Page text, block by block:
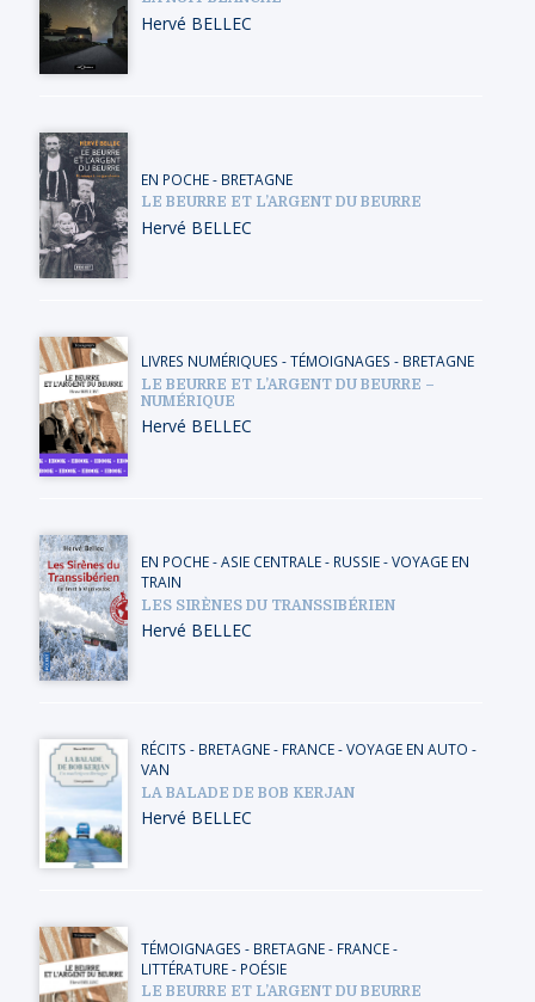
Hervé BELLEC
EN POCHE- BRETAGNE
LE BEURRE ET L’ARGENT DU BEURRE
Hervé BELLEC
LIVRES NUMÉRIQUES -TÉMOIGNAGES - BRETAGNE
LE BEURRE ET L’ARGENT DU BEURRE –
NUMÉRIQUE
Hervé BELLEC
EN POCHE-ASIE CENTRALE- RUSSIE-VOYAGE EN
TRAIN
LES SIRÈNES DU TRANSSIBÉRIEN
Hervé BELLEC
RÉCITS - BRETAGNE- FRANCE-VOYAGE EN AUTO -
VAN
LA BALADE DE BOB KERJAN
Hervé BELLEC
TÉMOIGNAGES - BRETAGNE- FRANCE-
LITTÉRATURE - POÉSIE
LE BEURRE ET L’ARGENT DU BEURRE